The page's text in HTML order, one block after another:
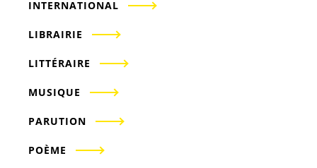
INTERNATIONAL
LIBRAIRIE
LITTÉRAIRE
MUSIQUE
PARUTION
POÈME